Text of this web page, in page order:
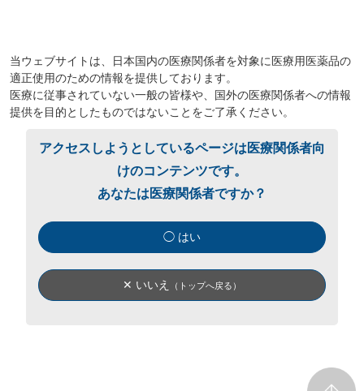
当ウェブサイトは、日本国内の医療関係者を対象に医療用医薬品の
適正使用のための情報を提供しております。
医療に従事されていない一般の皆様や、国外の医療関係者への情報
提供を目的としたものではないことをご了承ください。
アクセスしようとしているページは医療関係者向
けのコンテンツです。
あなたは医療関係者ですか？
◯ はい
✕ いいえ （トップへ戻る）